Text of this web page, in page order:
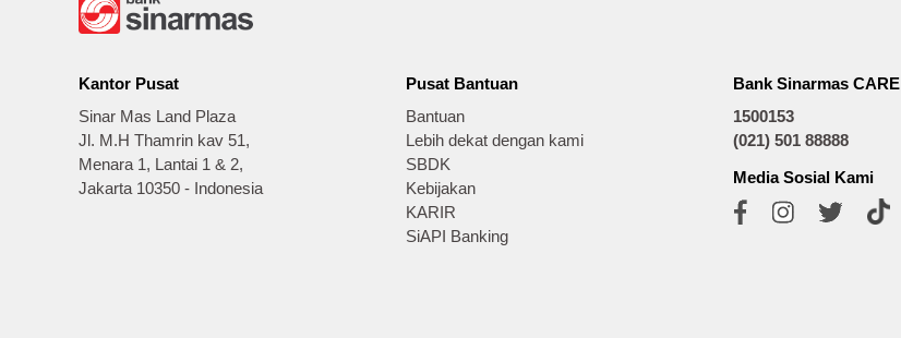
Kantor Pusat
Sinar Mas Land Plaza
Jl. M.H Thamrin kav 51,
Menara 1, Lantai 1 & 2,
Jakarta 10350 - Indonesia
Pusat Bantuan
Bantuan
Lebih dekat dengan kami
SBDK
Kebijakan
KARIR
SiAPI Banking
Bank Sinarmas CARE
1500153
(021) 501 88888
Media Sosial Kami